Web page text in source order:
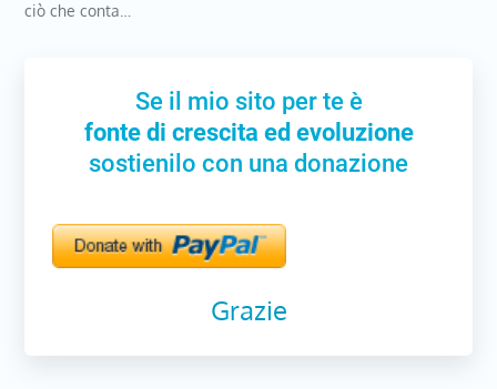
ciò che conta…
Se il mio sito per te è
fonte di crescita ed evoluzione
sostienilo con una donazione
Grazie